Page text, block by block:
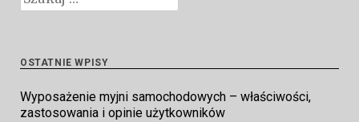
OSTATNIE WPISY
Wyposażenie myjni samochodowych – właściwości,
zastosowania i opinie użytkowników